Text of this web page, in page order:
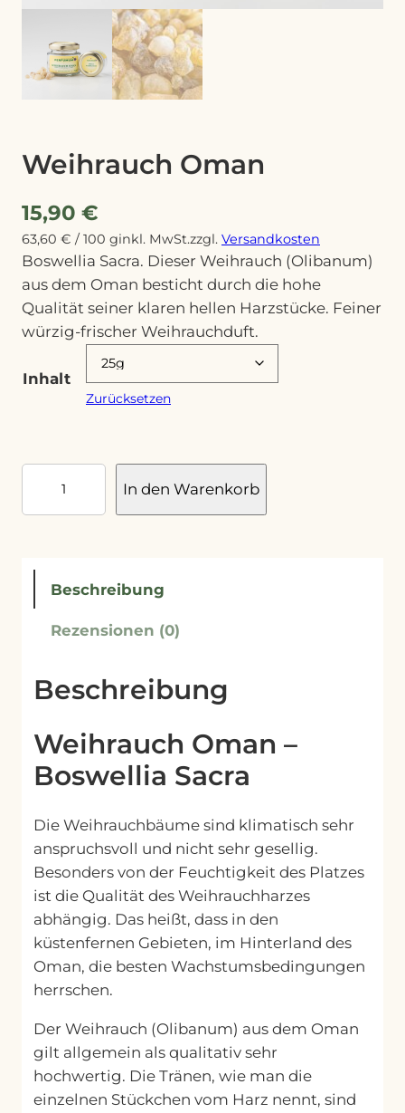
Weihrauch Oman
15,90 €
63,60 € / 100 ginkl. MwSt.zzgl. Versandkosten
Boswellia Sacra. Dieser Weihrauch (Olibanum)
aus dem Oman besticht durch die hohe
Qualität seiner klaren hellen Harzstücke. Feiner
würzig-frischer Weihrauchduft.
Inhalt
Zurücksetzen
i
In den Warenkorb
Beschreibung
Rezensionen (0)
Beschreibung
Weihrauch Oman –
Boswellia Sacra
Die Weihrauchbäume sind klimatisch sehr
anspruchsvoll und nicht sehr gesellig.
Besonders von der Feuchtigkeit des Platzes
ist die Qualität des Weihrauchharzes
abhängig. Das heißt, dass in den
küstenfernen Gebieten, im Hinterland des
Oman, die besten Wachstumsbedingungen
herrschen.
Der Weihrauch (Olibanum) aus dem Oman
gilt allgemein als qualitativ sehr
hochwertig. Die Tränen, wie man die
einzelnen Stückchen vom Harz nennt, sind